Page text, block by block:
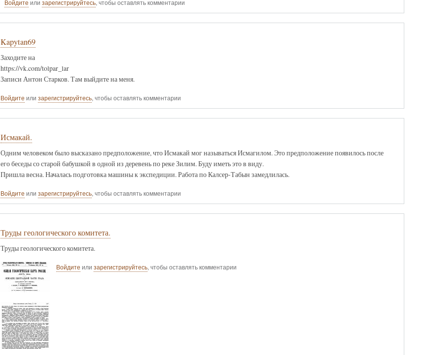
Войдите или зарегистрируйтесь, чтобы оставлять комментарии
Kapytan69
Заходите на
https://vk.com/tolpar_lar
Записи Антон Старков. Там выйдите на меня.
Войдите или зарегистрируйтесь, чтобы оставлять комментарии
Исмакай.
Одним человеком было высказано предположение, что Исмакай мог называться Исмагилом. Это предположение появилось после
его беседы со старой бабушкой в одной из деревень по реке Зилим. Буду иметь это в виду.
Пришла весна. Началась подготовка машины к экспедиции. Работа по Калсер-Табын замедлилась.
Войдите или зарегистрируйтесь, чтобы оставлять комментарии
Труды геологического комитета.
Труды геологического комитета.
Войдите илизарегистрируйтесь, чтобы оставлять комментарии